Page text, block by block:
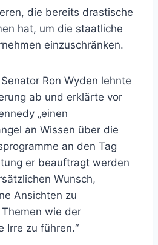
die bereits drastische
hat, um die staatliche
einzuschränken.
Ron Wyden lehnte
ab und erklärte vor
„einen
an Wissen über die
an den Tag
er beauftragt werden
Wunsch,
Ansichten zu
wie der
Irre zu führen.“